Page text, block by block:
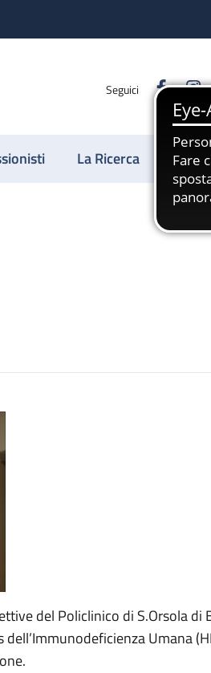
Seguici
La Ricerca
del Policlinico di S.Orsola
Umana